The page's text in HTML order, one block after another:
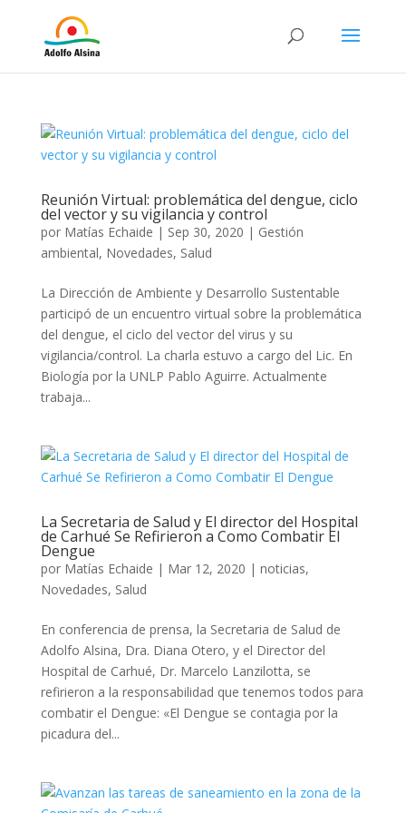
Reunión Virtual: problemática del dengue, ciclo
del vector y su vigilancia y control
por Matías Echaide | Sep 30, 2020 | Gestión
ambiental, Novedades, Salud
La Dirección de Ambiente y Desarrollo Sustentable
participó de un encuentro virtual sobre la problemática
del dengue, el ciclo del vector del virus y su
vigilancia/control. La charla estuvo a cargo del Lic. En
Biología por la UNLP Pablo Aguirre. Actualmente
trabaja...
La Secretaria de Salud y El director del Hospital
de Carhué Se Refirieron a Como Combatir El
Dengue
por Matías Echaide | Mar 12, 2020 | noticias,
Novedades, Salud
En conferencia de prensa, la Secretaria de Salud de
Adolfo Alsina, Dra. Diana Otero, y el Director del
Hospital de Carhué, Dr. Marcelo Lanzilotta, se
refirieron a la responsabilidad que tenemos todos para
combatir el Dengue: «El Dengue se contagia por la
picadura del...